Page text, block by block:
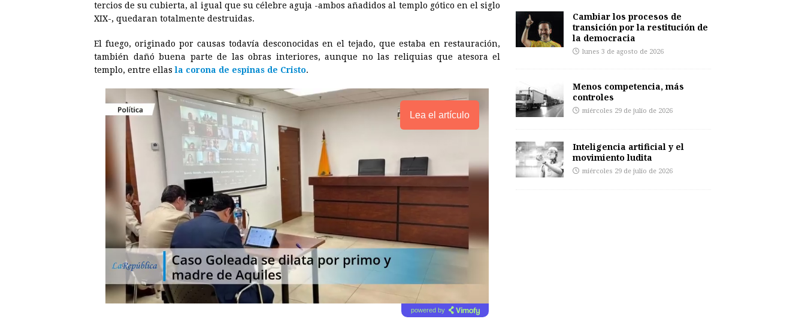
tercios de su cubierta, al igual que su célebre aguja -ambos añadidos al templo gótico en el siglo
XIX-, quedaran totalmente destruidas.
El fuego, originado por causas todavía desconocidas en el tejado, que estaba en restauración,
también dañó buena parte de las obras interiores, aunque no las reliquias que atesora el
templo, entre ellasla corona de espinas de Cristo.
Lea el artículo
powered by
Cambiar los procesos de
transición por la restitución de
la democracia
lunes 3 de agosto de 2026
Menos competencia, más
controles
miércoles 29 de julio de 2026
Inteligencia artificial y el
movimiento ludita
miércoles 29 de julio de 2026